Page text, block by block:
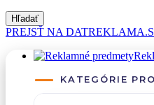
Hľadať
PREJSŤ NA
KATEGÓRIE